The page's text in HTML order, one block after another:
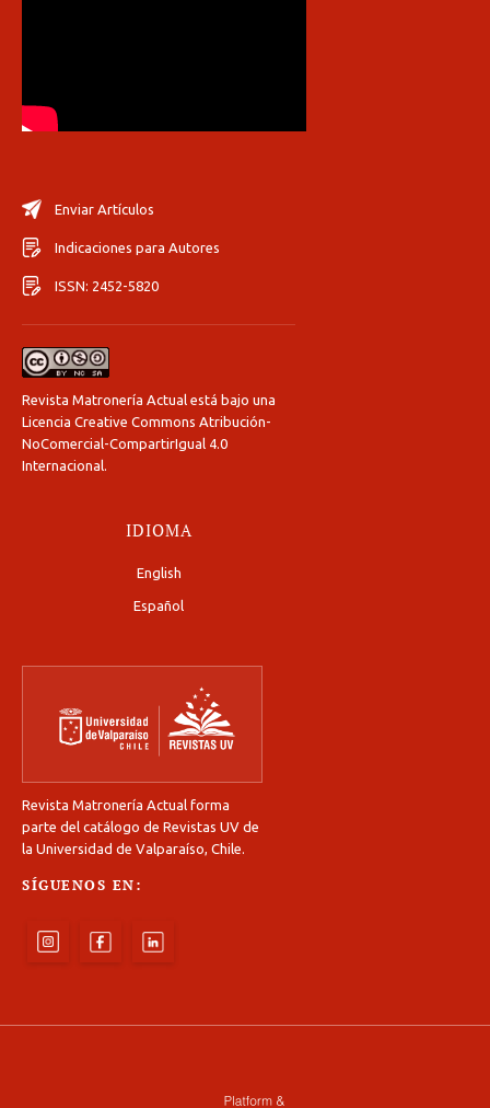
Enviar Artículos
Indicaciones para Autores
ISSN: 2452-5820
Revista Matronería Actual está bajo una
Licencia Creative Commons Atribución-
NoComercial-CompartirIgual 4.0
Internacional.
IDIOMA
English
Español
Revista Matronería Actual forma
parte del catálogo de Revistas UV de
la Universidad de Valparaíso, Chile.
SÍGUENOS EN: